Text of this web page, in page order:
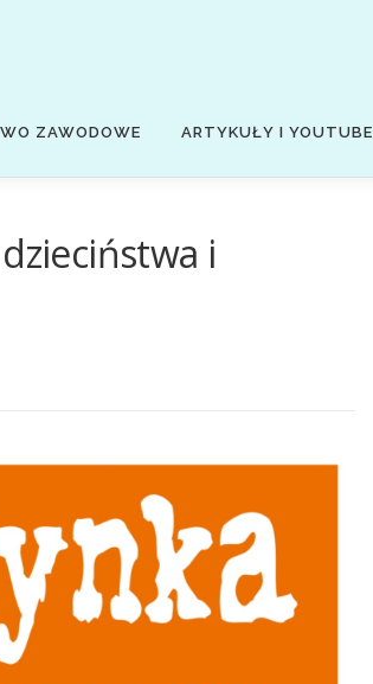
ZAWODOWE ARTYKUŁY I YOUTUBE
i